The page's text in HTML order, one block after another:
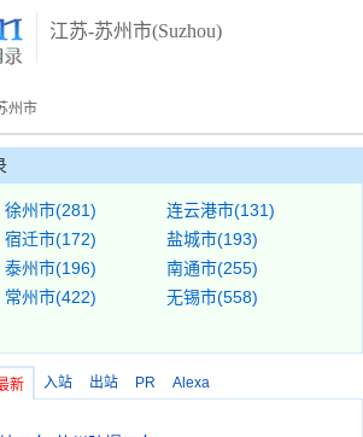
江苏-苏州市(Suzhou)
州市
徐州市(281)
连云港市(131)
宿迁市(172)
盐城市(193)
泰州市(196)
南通市(255)
常州市(422)
无锡市(558)
新 入站 出站 PR Alexa